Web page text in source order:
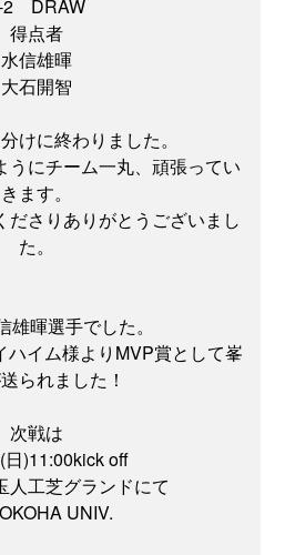
2 DRAW
得点者
水信雄暉
大石開智
けに終わりました。
うにチーム一丸、頑張ってい
きます。
ださりありがとうございまし
た。
雄暉選手でした。
ハイム様よりMVP賞として峯
られました！
次戦は
日)11:00kick off
人工芝グランドにて
UNIV.